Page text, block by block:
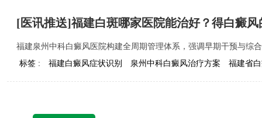
[医讯推送]福建白斑哪家医院能治好？得白癜
福建泉州中科白癜风医院构建全周期管理体系，强调早期干预与综
标签 :
福建白癜风症状识别 泉州中科白癜风治疗方案 福建省